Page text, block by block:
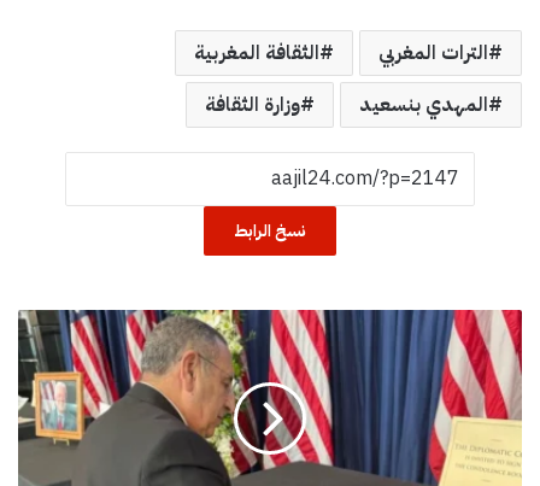
الترات المغربي
الثقافة المغربية
المهدي بنسعيد
وزارة الثقافة
نسخ الرابط
أ
ص
و
ا
ت
ص
ه